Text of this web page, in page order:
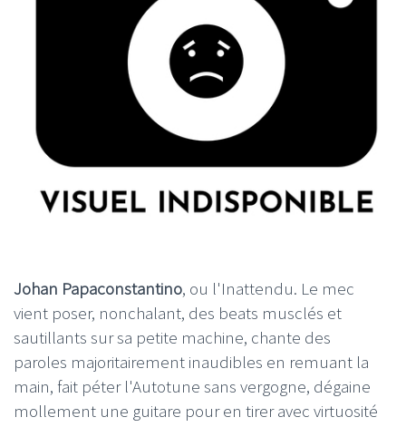
Johan Papaconstantino, ou l'Inattendu. Le mec
vient poser, nonchalant, des beats musclés et
sautillants sur sa petite machine, chante des
paroles majoritairement inaudibles en remuant la
main, fait péter l'Autotune sans vergogne, dégaine
mollement une guitare pour en tirer avec virtuosité